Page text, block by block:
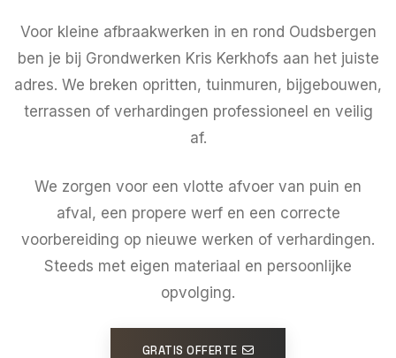
Voor kleine afbraakwerken in en rond Oudsbergen
ben je bij Grondwerken Kris Kerkhofs aan het juiste
adres. We breken opritten, tuinmuren, bijgebouwen,
terrassen of verhardingen professioneel en veilig
af.
We zorgen voor een vlotte afvoer van puin en
afval, een propere werf en een correcte
voorbereiding op nieuwe werken of verhardingen.
Steeds met eigen materiaal en persoonlijke
opvolging.
GRATIS OFFERTE